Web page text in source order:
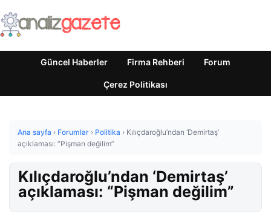
Güncel Haberler Firma Rehberi Forum
Çerez Politikası
Ana sayfa › Forumlar › Politika › Kılıçdaroğlu’ndan ‘Demirtaş’
açıklaması: “Pişman değilim”
Kılıçdaroğlu’ndan ‘Demirtaş’
açıklaması: “Pişman değilim”